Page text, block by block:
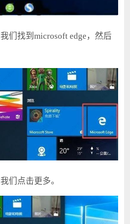
找到microsoft edge，然后
点击更多。